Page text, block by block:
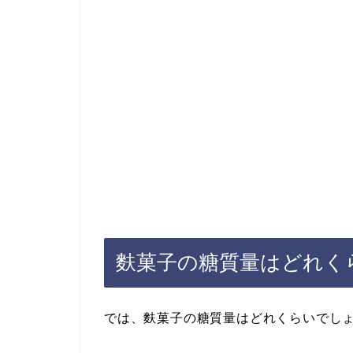
麩菓子の糖質量はどれく
では、麩菓子の糖質量はどれくらいでしょ